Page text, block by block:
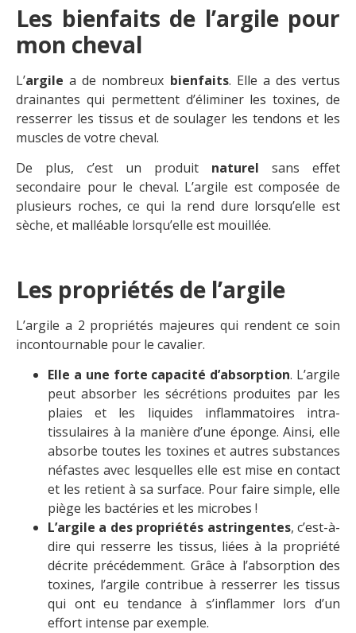
Les bienfaits de l’argile pour
mon cheval
L’argile a de nombreux bienfaits. Elle a des vertus
drainantes qui permettent d’éliminer les toxines, de
resserrer les tissus et de soulager les tendons et les
muscles de votre cheval.
De plus, c’est un produit naturel sans effet
secondaire pour le cheval. L’argile est composée de
plusieurs roches, ce qui la rend dure lorsqu’elle est
sèche, et malléable lorsqu’elle est mouillée.
Les propriétés de l’argile
L’argile a 2 propriétés majeures qui rendent ce soin
incontournable pour le cavalier.
Elle a une forte capacité d’absorption. L’argile
peut absorber les sécrétions produites par les
plaies et les liquides inflammatoires intra-
tissulaires à la manière d’une éponge. Ainsi, elle
absorbe toutes les toxines et autres substances
néfastes avec lesquelles elle est mise en contact
et les retient à sa surface. Pour faire simple, elle
piège les bactéries et les microbes !
L’argile a des propriétés astringentes, c’est-à-
dire qui resserre les tissus, liées à la propriété
décrite précédemment. Grâce à l’absorption des
toxines, l’argile contribue à resserrer les tissus
qui ont eu tendance à s’inflammer lors d’un
effort intense par exemple.